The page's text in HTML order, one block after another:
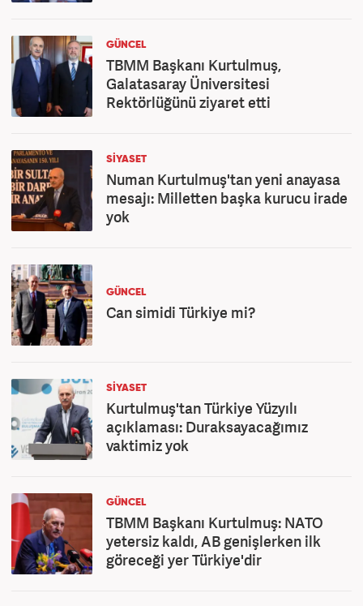
GÜNCEL
TBMM Başkanı Kurtulmuş,
Galatasaray Üniversitesi
Rektörlüğünü ziyaret etti
SİYASET
Numan Kurtulmuş'tan yeni anayasa
mesajı: Milletten başka kurucu irade
yok
GÜNCEL
Can simidi Türkiye mi?
SİYASET
Kurtulmuş'tan Türkiye Yüzyılı
açıklaması: Duraksayacağımız
vaktimiz yok
GÜNCEL
TBMM Başkanı Kurtulmuş: NATO
yetersiz kaldı, AB genişlerken ilk
göreceği yer Türkiye'dir